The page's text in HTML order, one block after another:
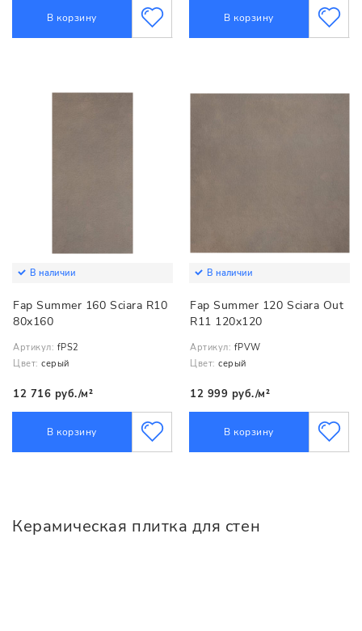
В корзину В корзину
В наличии
Fap Summer 160 Sciara R10
80x160
Артикул: fPS2
Цвет: серый
12 716 руб./м²
В корзину
В наличии
Fap Summer 120 Sciara Out
R11 120x120
Артикул: fPVW
Цвет: серый
12 999 руб./м²
В корзину
Керамическая плитка для стен